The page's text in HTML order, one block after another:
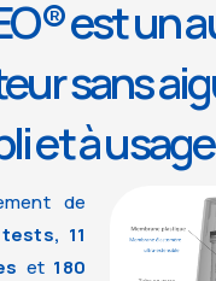
est un
sans
et à
de
11
et 180